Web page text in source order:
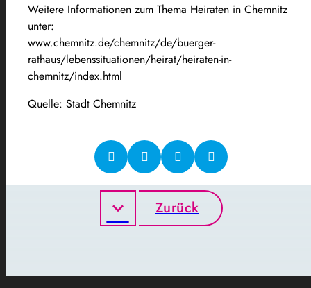
Weitere Informationen zum Thema Heiraten in Chemnitz
unter:
www.chemnitz.de/chemnitz/de/buerger-
rathaus/lebenssituationen/heirat/heiraten-in-
chemnitz/index.html
Quelle: Stadt Chemnitz
Zurück